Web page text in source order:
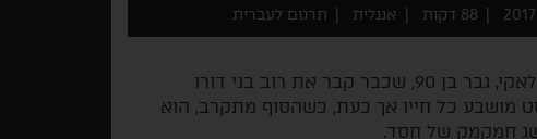
88 דקות אנגלית תרגום לעברית
שחקן האופי האגדי הארי דין סטנטון מגלם את לאקי, גבר בן 90, שכבר קבר את רוב בני דורו
מושבע כל חייו אך כעת, כשהסוף מתקרב, הוא
חמקמק של חסד.